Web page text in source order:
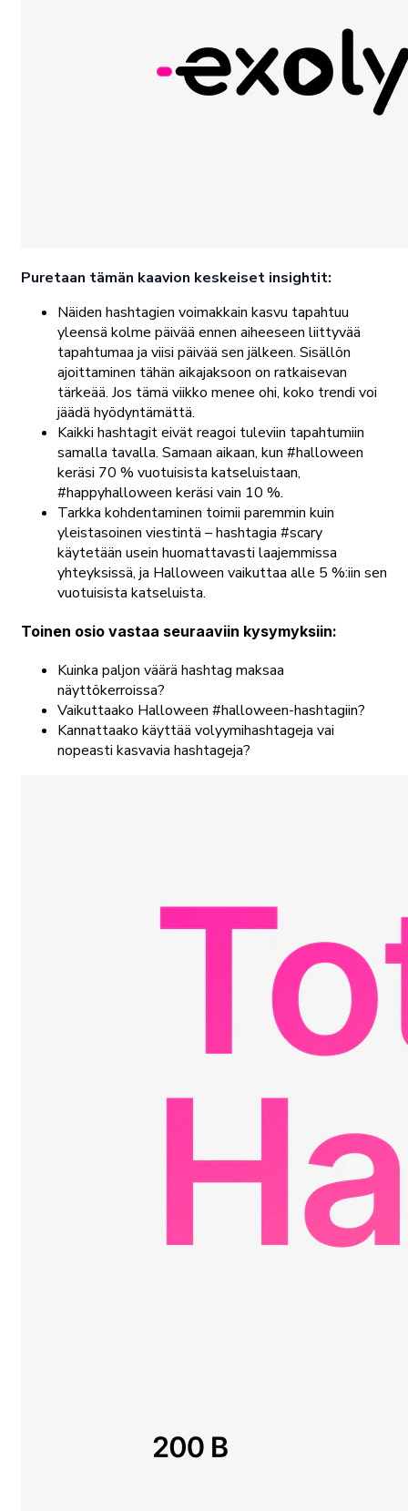
Puretaan tämän kaavion keskeiset insightit:
Näiden hashtagien voimakkain kasvu tapahtuu
yleensä kolme päivää ennen aiheeseen liittyvää
tapahtumaa ja viisi päivää sen jälkeen. Sisällön
ajoittaminen tähän aikajaksoon on ratkaisevan
tärkeää. Jos tämä viikko menee ohi, koko trendi voi
jäädä hyödyntämättä.
Kaikki hashtagit eivät reagoi tuleviin tapahtumiin
samalla tavalla. Samaan aikaan, kun #halloween
keräsi 70 % vuotuisista katseluistaan,
#happyhalloween keräsi vain 10 %.
Tarkka kohdentaminen toimii paremmin kuin
yleistasoinen viestintä – hashtagia #scary
käytetään usein huomattavasti laajemmissa
yhteyksissä, ja Halloween vaikuttaa alle 5 %:iin sen
vuotuisista katseluista.
Toinen osio vastaa seuraaviin kysymyksiin:
Kuinka paljon väärä hashtag maksaa
näyttökerroissa?
Vaikuttaako Halloween #halloween-hashtagiin?
Kannattaako käyttää volyymihashtageja vai
nopeasti kasvavia hashtageja?